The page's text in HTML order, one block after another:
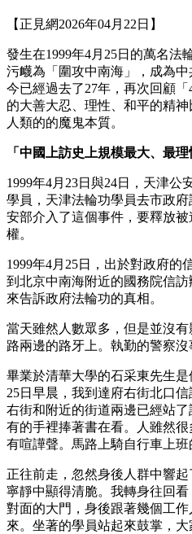
【正見網2026年04月22日】
發生在1999年4月25日的萬名法
污衊為「圍攻中南海」，成為
今已經過去了27年，再次回顧
的大善大忍、理性、和平的精
人類的的魔鬼本質。
「中國上訪史上規模最大、最
1999年4月23日與24日，天津公
學員，天津法輪功學員去市政
安部介入了這個事件，要釋放
權。
1999年4月25日，出於對政府的
到北京中南海附近的國務院信訪
來告訴政府法輪功的真相。
當天雖然人數眾多，但是並沒
路兩邊的路牙上。執勤的警察沒
畢業於清華大學的石采東先生
25日早晨，我到達府右街北口
右街和附近的街道兩邊已經站了
有的手裡捧著書在看。人雖然
有喧譁聲。馬路上騎自行車上班
正往前走，忽然身後人群中響
寧靜中顯得清脆。我轉身往回
對面的大門，身後跟著幾個工
來。坐著的學員站起來鼓掌，